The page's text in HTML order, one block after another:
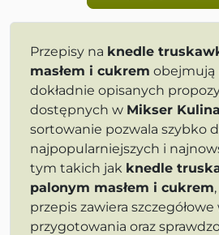
Przepisy na knedle
masłem i cukrem obejmują
dokładnie opisanych
dostępnych w Mikser
sortowanie pozwala szybko
najpopularniejszych i
tym takich jak knedle
palonym masłem i cukrem,
przepis zawiera
przygotowania oraz